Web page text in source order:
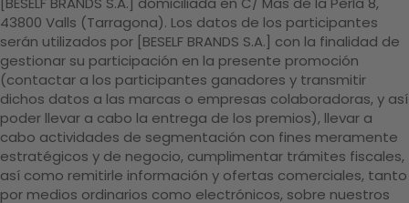
43800 Valls (Tarragona). Los datos de los participantes
serán utilizados por [BESELF BRANDS S.A.] con la finalidad de
gestionar su participación en la presente promoción
(contactar a los participantes ganadores y transmitir
dichos datos a las marcas o empresas colaboradoras, y así
poder llevar a cabo la entrega de los premios), llevar a
cabo actividades de segmentación con fines meramente
estratégicos y de negocio, cumplimentar trámites fiscales,
así como remitirle información y ofertas comerciales, tanto
por medios ordinarios como electrónicos, sobre nuestros